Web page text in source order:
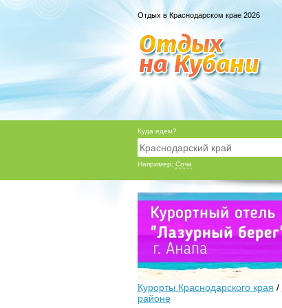
Отдых в Краснодарском крае 2026
Куда едем?
Например: Сочи
Курорты Краснодарского края /
районе